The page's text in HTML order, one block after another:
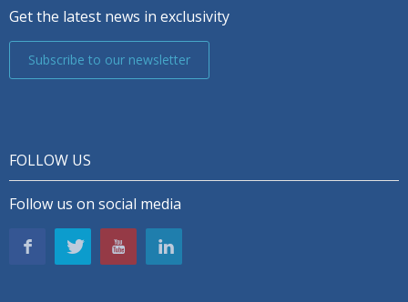
Get the latest news in exclusivity
Subscribe to our newsletter
FOLLOW US
Follow us on social media